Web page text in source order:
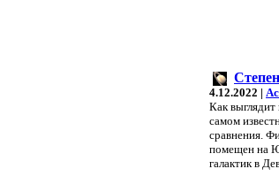
4.12.2022 |
Как
самом
сравнения.
помещен на
галактик в